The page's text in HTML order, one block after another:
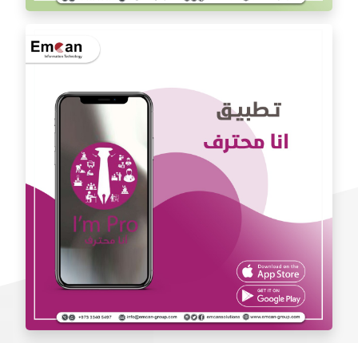
تطبيق الدكتور يوسف المشعل